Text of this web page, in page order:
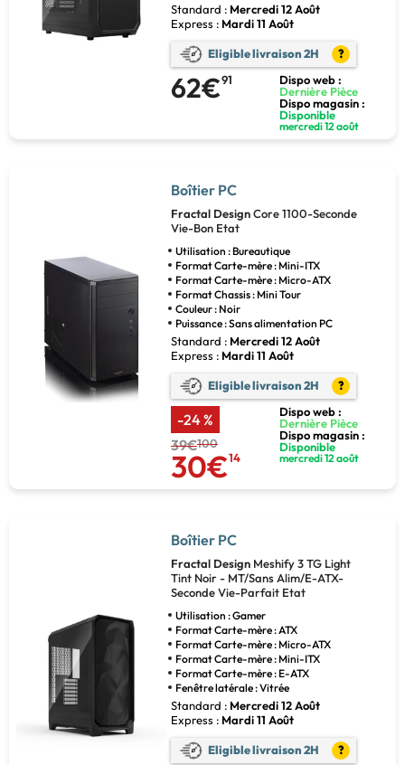
Standard : Mercredi 12 Août
Express : Mardi 11 Août
Eligible livraison 2H ?
62€91
Dispo web :
Dernière Pièce
Dispo magasin :
Disponible
mercredi 12 août
Boîtier PC
Fractal DesignCore 1100-Seconde
Vie-Bon Etat
Utilisation : Bureautique
Format Carte-mère : Mini-ITX
Format Carte-mère : Micro-ATX
Format Chassis : Mini Tour
Couleur : Noir
Puissance : Sans alimentation PC
Standard : Mercredi 12 Août
Express : Mardi 11 Août
Eligible livraison 2H ?
-24 %
39€100
30€14
Dispo web :
Dernière Pièce
Dispo magasin :
Disponible
mercredi 12 août
Boîtier PC
Fractal Design Meshify 3 TG Light
Tint Noir - MT/Sans Alim/E-ATX-
Seconde Vie-Parfait Etat
Utilisation : Gamer
Format Carte-mère : ATX
Format Carte-mère : Micro-ATX
Format Carte-mère : Mini-ITX
Format Carte-mère : E-ATX
Fenêtre latérale : Vitrée
Standard : Mercredi 12 Août
Express : Mardi 11 Août
Eligible livraison 2H ?